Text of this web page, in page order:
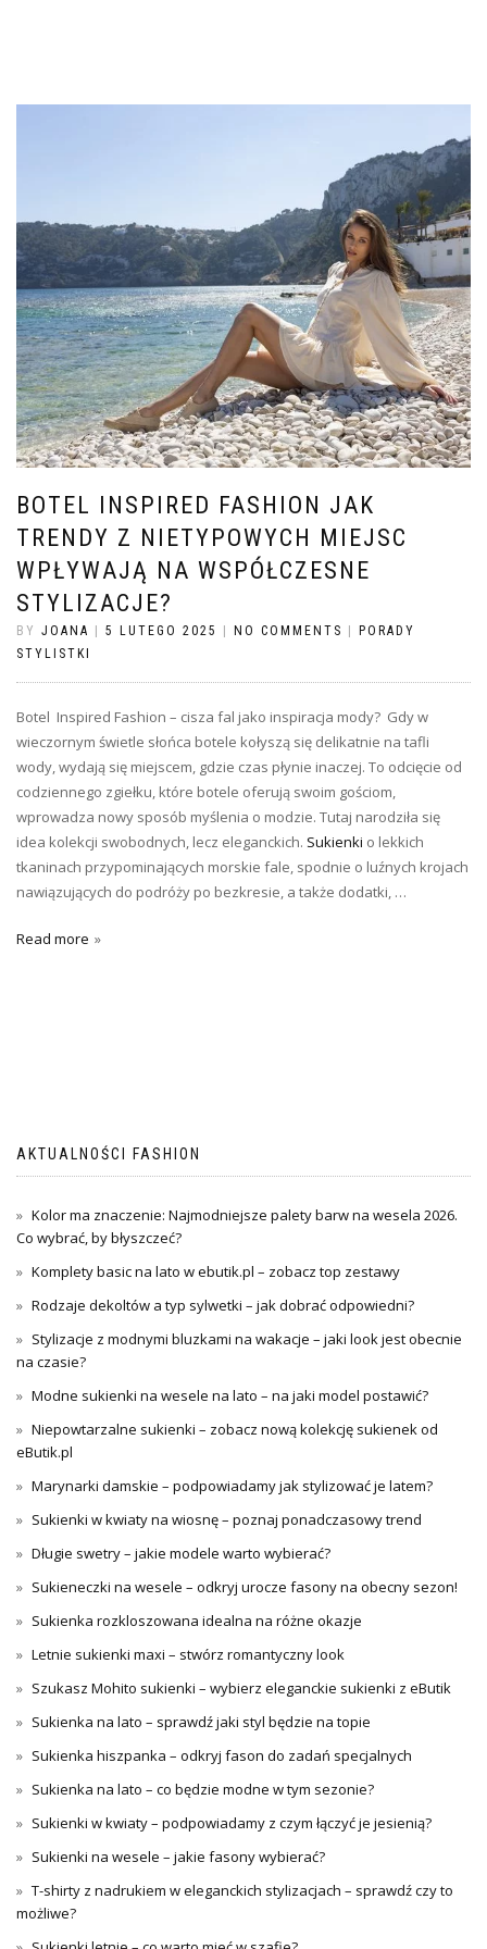
BOTEL INSPIRED FASHION JAK
TRENDY Z NIETYPOWYCH MIEJSC
WPŁYWAJĄ NA WSPÓŁCZESNE
STYLIZACJE?
BY JOANA 5 LUTEGO 2025 NO COMMENTS
PORADY
STYLISTKI
Botel Inspired Fashion – cisza fal jako inspiracja mody? Gdy w
wieczornym świetle słońca botele kołyszą się delikatnie na tafli
wody, wydają się miejscem, gdzie czas płynie inaczej. To odcięcie od
codziennego zgiełku, które botele oferują swoim gościom,
wprowadza nowy sposób myślenia o modzie. Tutaj narodziła się
idea kolekcji swobodnych, lecz eleganckich. Sukienki o lekkich
tkaninach przypominających morskie fale, spodnie o luźnych krojach
nawiązujących do podróży po bezkresie, a także dodatki, …
Read more
AKTUALNOŚCI FASHION
Kolor ma znaczenie: Najmodniejsze palety barw na wesela 2026.
Co wybrać, by błyszczeć?
Komplety basic na lato w ebutik.pl – zobacz top zestawy
Rodzaje dekoltów a typ sylwetki – jak dobrać odpowiedni?
Stylizacje z modnymi bluzkami na wakacje – jaki look jest obecnie
na czasie?
Modne sukienki na wesele na lato – na jaki model postawić?
Niepowtarzalne sukienki – zobacz nową kolekcję sukienek od
eButik.pl
Marynarki damskie – podpowiadamy jak stylizować je latem?
Sukienki w kwiaty na wiosnę – poznaj ponadczasowy trend
Długie swetry – jakie modele warto wybierać?
Sukieneczki na wesele – odkryj urocze fasony na obecny sezon!
Sukienka rozkloszowana idealna na różne okazje
Letnie sukienki maxi – stwórz romantyczny look
Szukasz Mohito sukienki – wybierz eleganckie sukienki z eButik
Sukienka na lato – sprawdź jaki styl będzie na topie
Sukienka hiszpanka – odkryj fason do zadań specjalnych
Sukienka na lato – co będzie modne w tym sezonie?
Sukienki w kwiaty – podpowiadamy z czym łączyć je jesienią?
Sukienki na wesele – jakie fasony wybierać?
T-shirty z nadrukiem w eleganckich stylizacjach – sprawdź czy to
możliwe?